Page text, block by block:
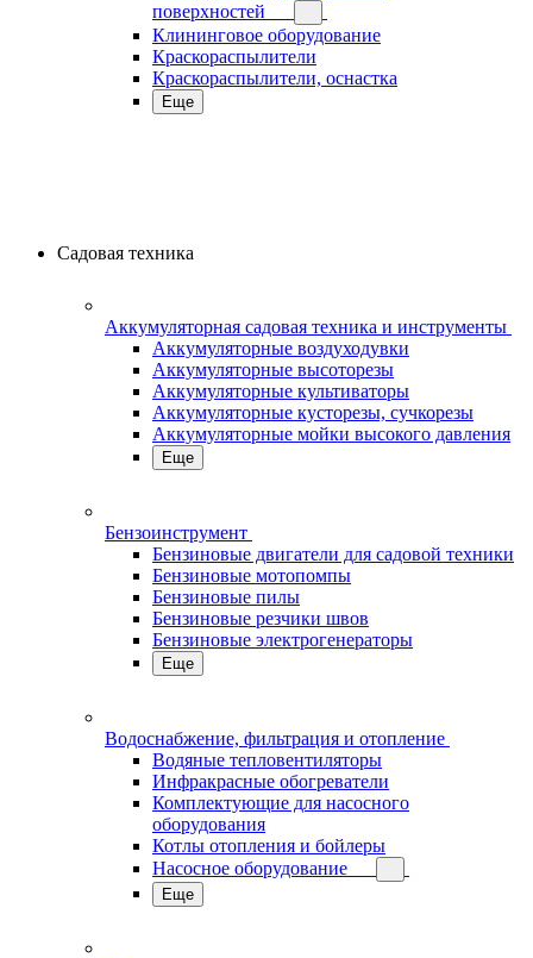
поверхностей
Клининговое оборудование
Краскораспылители
Краскораспылители, оснастка
Еще
Садовая техника
Аккумуляторная садовая техника и инструменты
Аккумуляторные воздуходувки
Аккумуляторные высоторезы
Аккумуляторные культиваторы
Аккумуляторные кусторезы, сучкорезы
Аккумуляторные мойки высокого давления
Еще
Бензоинструмент
Бензиновые двигатели для садовой техники
Бензиновые мотопомпы
Бензиновые пилы
Бензиновые резчики швов
Бензиновые электрогенераторы
Еще
Водоснабжение, фильтрация и отопление
Водяные тепловентиляторы
Инфракрасные обогреватели
Комплектующие для насосного
оборудования
Котлы отопления и бойлеры
Насосное оборудование
Еще